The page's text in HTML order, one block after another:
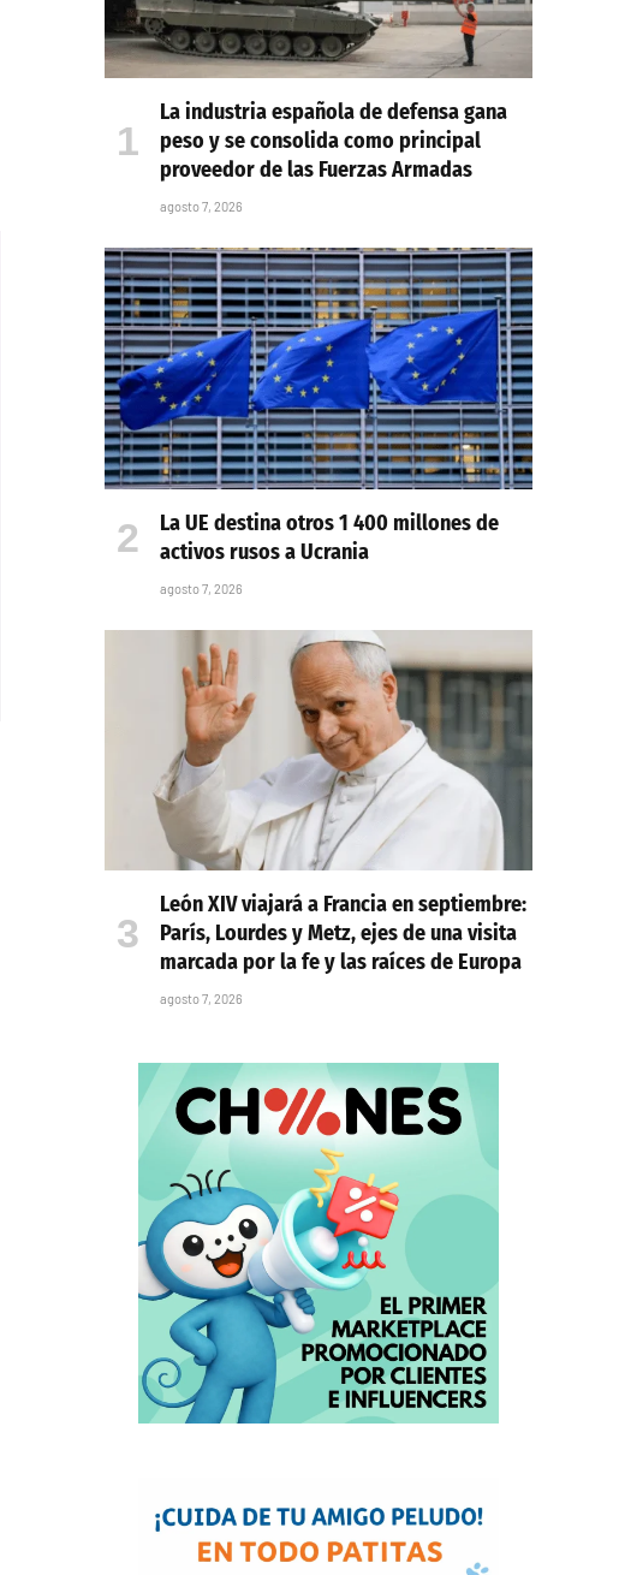
La industria española de defensa gana
peso y se consolida como principal
proveedor de las Fuerzas Armadas
agosto 7, 2026
La UE destina otros 1 400 millones de
activos rusos a Ucrania
agosto 7, 2026
León XIV viajará a Francia en septiembre:
París, Lourdes y Metz, ejes de una visita
marcada por la fe y las raíces de Europa
agosto 7, 2026